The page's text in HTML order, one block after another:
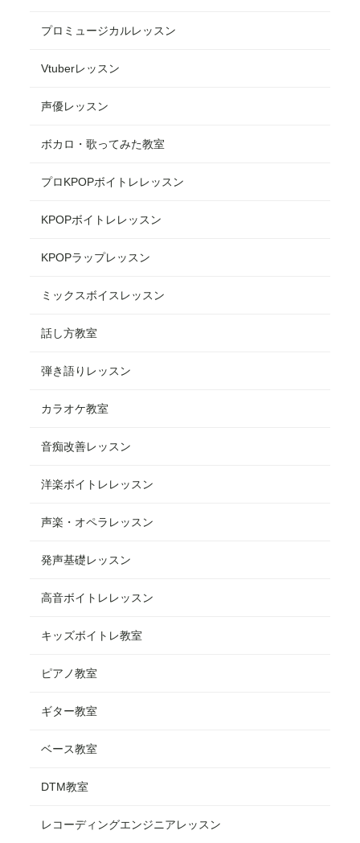
プロミュージカルレッスン
Vtuberレッスン
声優レッスン
ボカロ・歌ってみた教室
プロKPOPボイトレレッスン
KPOPボイトレレッスン
KPOPラップレッスン
ミックスボイスレッスン
話し方教室
弾き語りレッスン
カラオケ教室
音痴改善レッスン
洋楽ボイトレレッスン
声楽・オペラレッスン
発声基礎レッスン
高音ボイトレレッスン
キッズボイトレ教室
ピアノ教室
ギター教室
ベース教室
DTM教室
レコーディングエンジニアレッスン